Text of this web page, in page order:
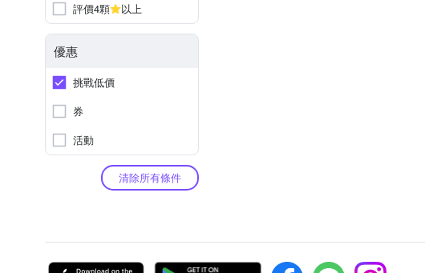
評價4顆
以上
優惠
挑戰低價
券
活動
清除所有條件